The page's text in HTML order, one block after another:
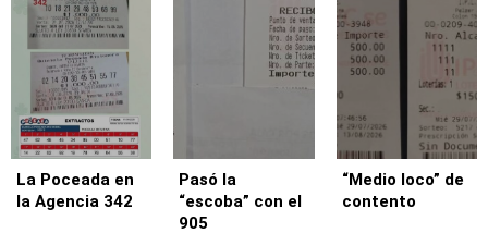
La Poceada en
la Agencia 342
Pasó la
“escoba” con el
905
“Medio loco” de
contento